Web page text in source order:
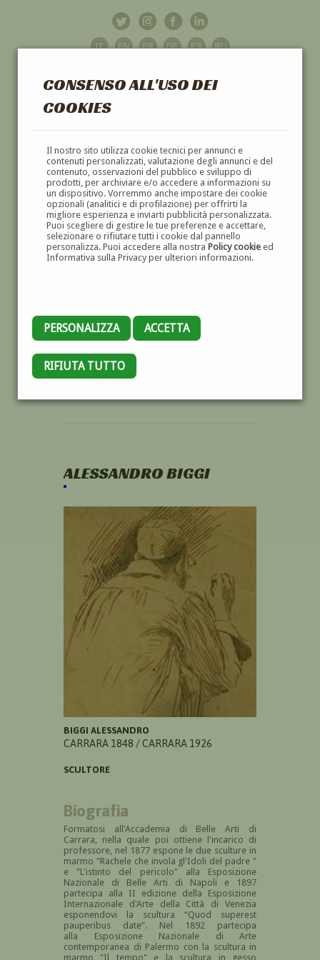
CONSENSO ALL'USO DEI
COOKIES
Il nostro sito utilizza cookie tecnici per annunci e
contenuti personalizzati, valutazione degli annunci e del
contenuto, osservazioni del pubblico e sviluppo di
prodotti, per archiviare e/o accedere a informazioni su
un dispositivo. Vorremmo anche impostare dei cookie
opzionali (analitici e di profilazione) per offrirti la
migliore esperienza e inviarti pubblicità personalizzata.
Puoi scegliere di gestire le tue preferenze e accettare,
selezionare o rifiutare tutti i cookie dal pannello
personalizza. Puoi accedere alla nostra Policy cookieed
Informativa sulla Privacy per ulteriori informazioni.
PERSONALIZZA ACCETTA
RIFIUTA TUTTO
GALLERIAD'ARTE
DIPINTI E SCULTURE '800 E '900
ALESSANDRO BIGGI
BIGGI ALESSANDRO
CARRARA 1848 / CARRARA 1926
SCULTORE
Biografia
Formatosi all'Accademia di Belle Arti di
Carrara, nella quale poi ottiene l'incarico di
professore, nel 1877 espone le due sculture in
marmo "Rachele che invola gl'Idoli del padre "
e "L'istinto del pericolo" alla Esposizione
Nazionale di Belle Arti di Napoli e
1897
partecipa alla II edizione della Esposizione
Internazionale d'Arte della Città di Venezia
esponendovi la scultura “Quod superest
pauperibus date”. Nel 1892 partecipa
alla Esposizione Nazionale di Arte
contemporanea di Palermo con la scultura in
marmo "Il tempo" e la scultura in gesso